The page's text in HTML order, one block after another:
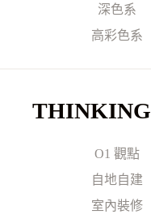
深色系
高彩色系
THINKING
O1 觀點
自地自建
室內裝修